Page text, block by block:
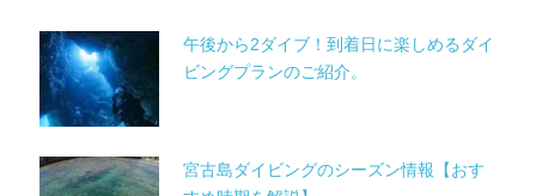
午後から2ダイブ！到着日に楽しめるダイ
ビングプランのご紹介。
宮古島ダイビングのシーズン情報【おす